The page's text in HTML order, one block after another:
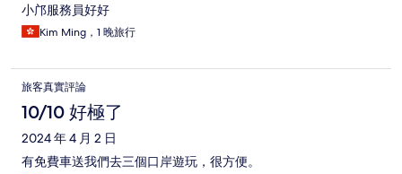
小邝服務員好好
Kim Ming，1 晚旅行
旅客真實評論
10/10 好極了
2024 年 4 月 2 日
有免費車送我們去三個口岸遊玩，很方便。